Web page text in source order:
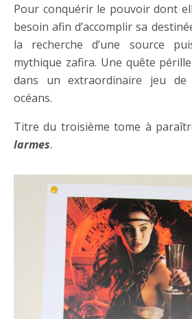
Pour conquérir le pouvoir dont
besoin afin d’accomplir sa
la recherche d’une source
mythique zafira. Une quête
dans un extraordinaire jeu
océans.
Titre du troisième tome à
larmes.